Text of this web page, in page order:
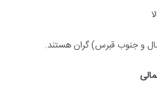
و جنوب قبرس) گران هستند.